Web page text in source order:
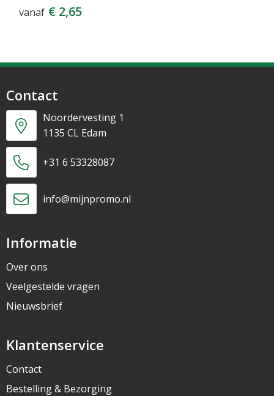
vanaf € 2,65
Contact
Noordervesting 1
1135 CL Edam
+31 6 53328087
info@mijnpromo.nl
Informatie
Over ons
Veelgestelde vragen
Nieuwsbrief
Klantenservice
Contact
Bestelling & Bezorging